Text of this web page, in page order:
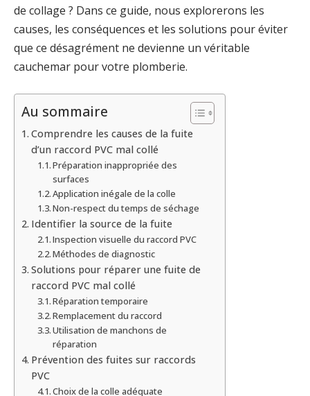
de collage ? Dans ce guide, nous explorerons les
causes, les conséquences et les solutions pour éviter
que ce désagrément ne devienne un véritable
cauchemar pour votre plomberie.
Au sommaire
Comprendre les causes de la fuite
d’un raccord PVC mal collé
Préparation inappropriée des
surfaces
Application inégale de la colle
Non-respect du temps de séchage
Identifier la source de la fuite
Inspection visuelle du raccord PVC
Méthodes de diagnostic
Solutions pour réparer une fuite de
raccord PVC mal collé
Réparation temporaire
Remplacement du raccord
Utilisation de manchons de
réparation
Prévention des fuites sur raccords
PVC
Choix de la colle adéquate